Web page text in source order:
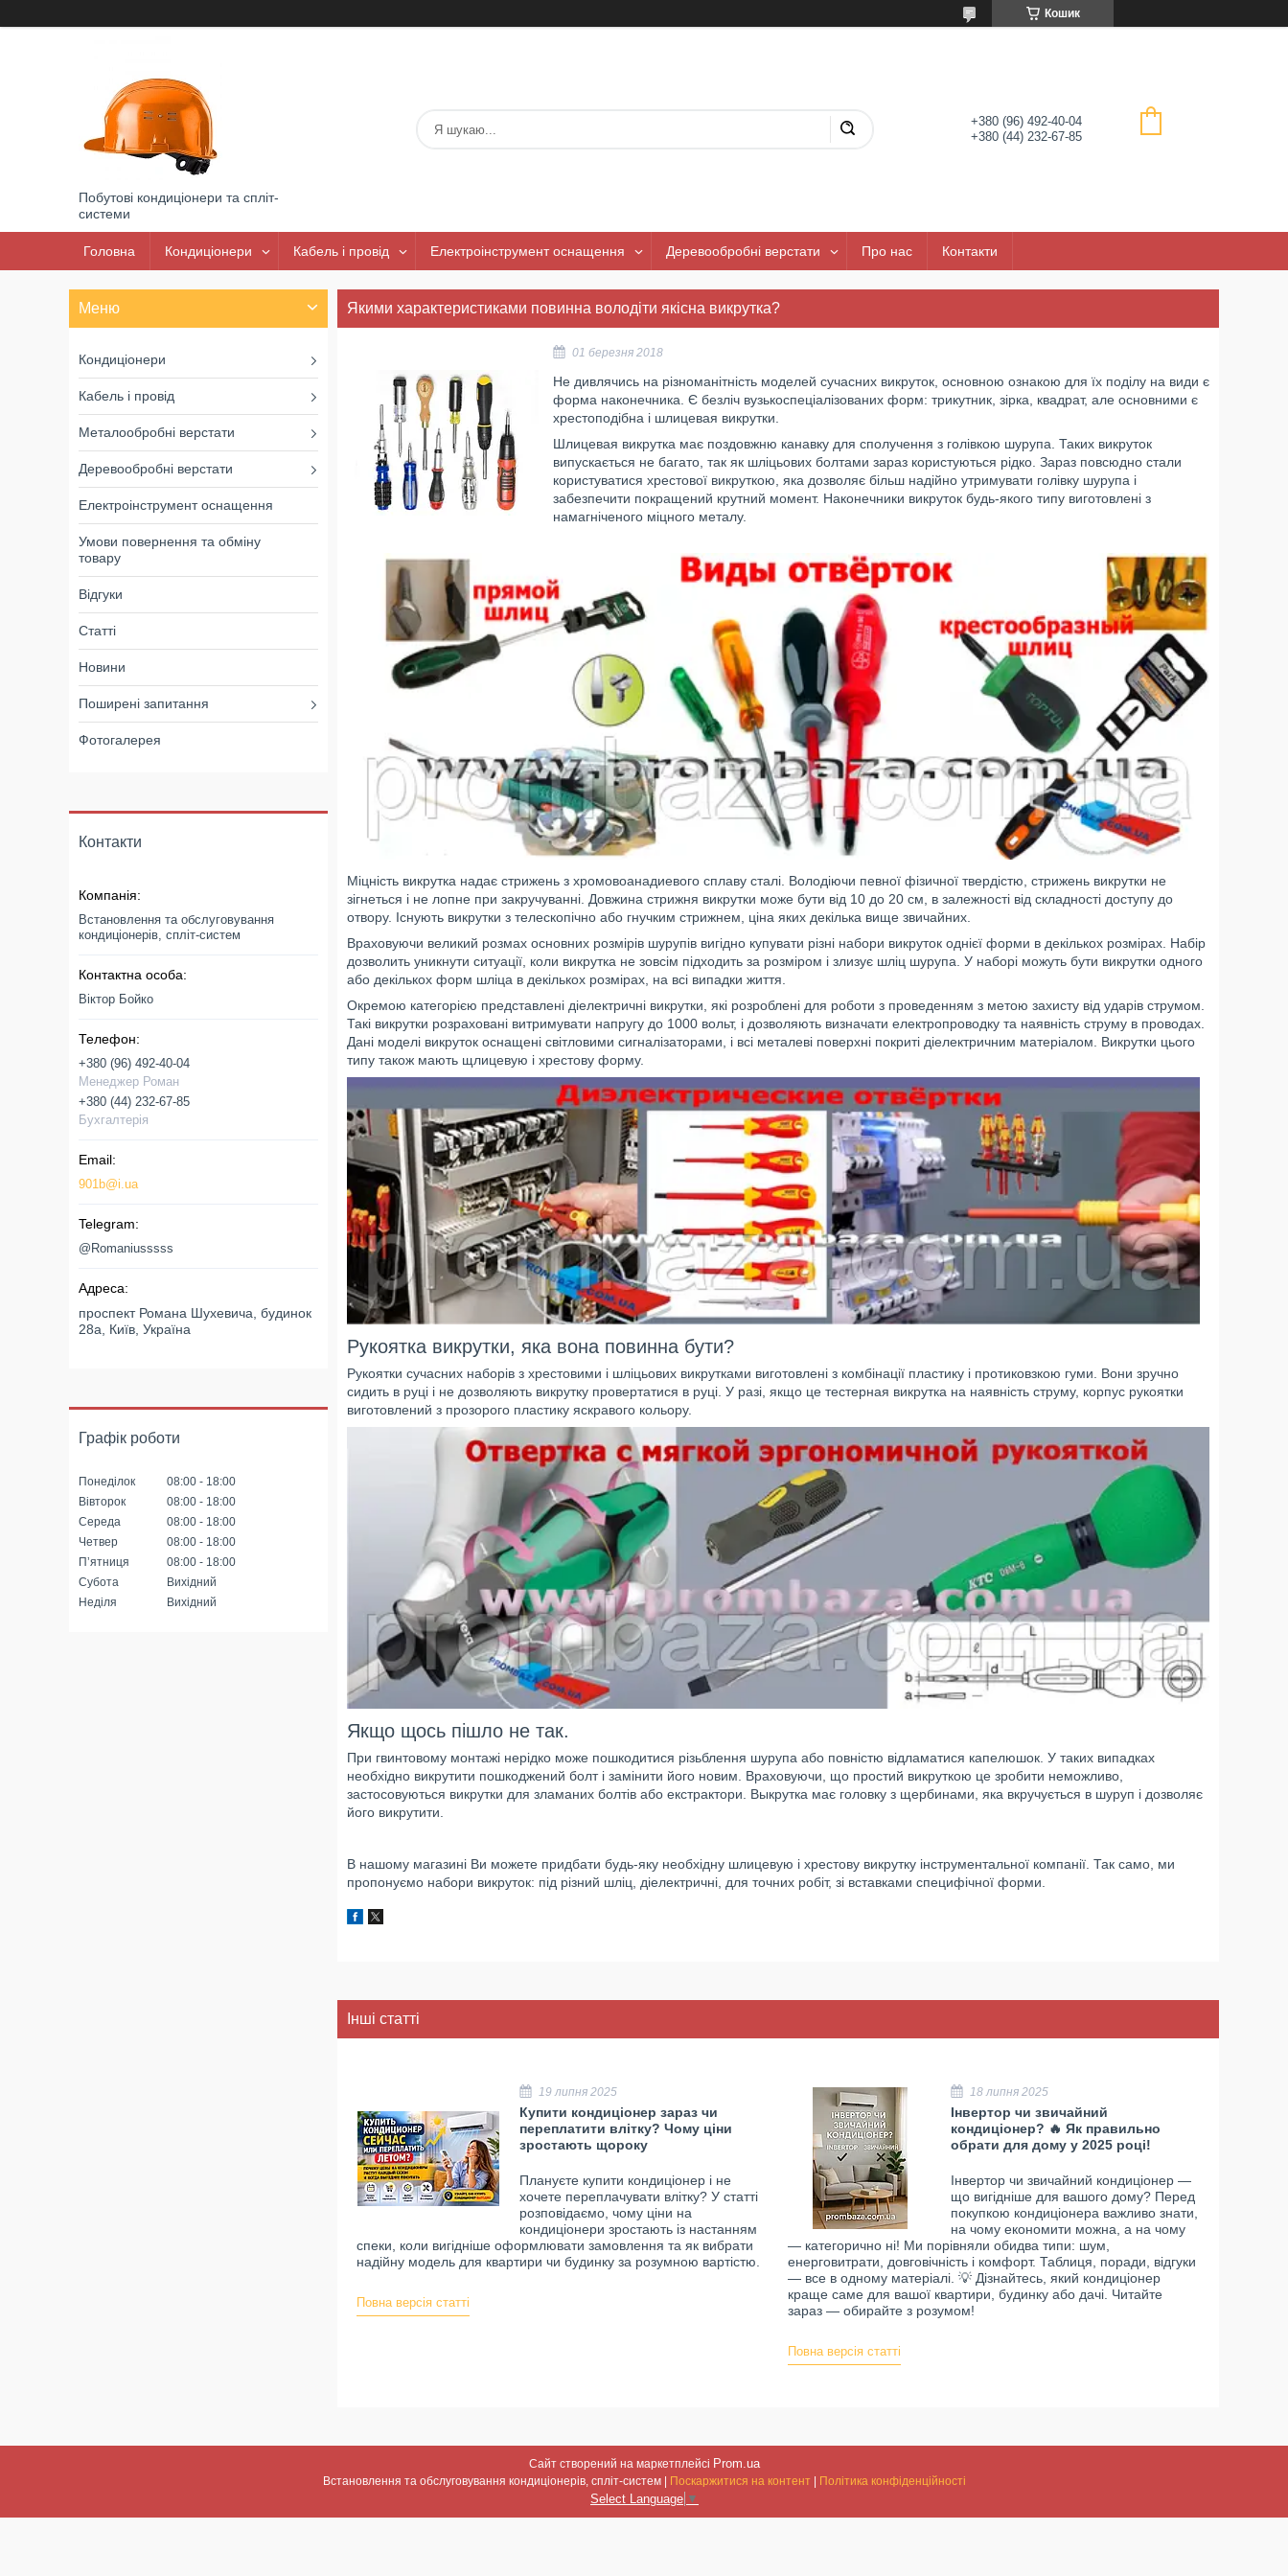
Кошик
Побутові кондиціонери та спліт-
системи
+380 (96) 492-40-04
+380 (44) 232-67-85
Головна Кондиціонери Кабель і провід Електроінструмент оснащення Деревообробні верстати Про нас Контакти
Якими характеристиками повинна володіти якісна викрутка?
01 березня 2018
Не дивлячись на різноманітність моделей сучасних викруток, основною ознакою для їх поділу на види є
форма наконечника. Є безліч вузькоспеціалізованих форм: трикутник, зірка, квадрат, але основними є
хрестоподібна і шлицевая викрутки.
Шлицевая викрутка має поздовжню канавку для сполучення з голівкою шурупа. Таких викруток
випускається не багато, так як шліцьових болтами зараз користуються рідко. Зараз повсюдно стали
користуватися хрестової викруткою, яка дозволяє більш надійно утримувати голівку шурупа і
забезпечити покращений крутний момент. Наконечники викруток будь-якого типу виготовлені з
намагніченого міцного металу.
Міцність викрутка надає стрижень з хромовоанадиевого сплаву сталі. Володіючи певної фізичної твердістю, стрижень викрутки не
зігнеться і не лопне при закручуванні. Довжина стрижня викрутки може бути від 10 до 20 см, в залежності від складності доступу до
отвору. Існують викрутки з телескопічно або гнучким стрижнем, ціна яких декілька вище звичайних.
Враховуючи великий розмах основних розмірів шурупів вигідно купувати різні набори викруток однієї форми в декількох розмірах. Набір
дозволить уникнути ситуації, коли викрутка не зовсім підходить за розміром і злизує шліц шурупа. У наборі можуть бути викрутки одного
або декількох форм шліца в декількох розмірах, на всі випадки життя.
Окремою категорією представлені діелектричні викрутки, які розроблені для роботи з проведенням з метою захисту від ударів струмом.
Такі викрутки розраховані витримувати напругу до 1000 вольт, і дозволяють визначати електропроводку та наявність струму в проводах.
Дані моделі викруток оснащені світловими сигналізаторами, і всі металеві поверхні покриті діелектричним матеріалом. Викрутки цього
типу також мають щлицевую і хрестову форму.
Рукоятка викрутки, яка вона повинна бути?
Рукоятки сучасних наборів з хрестовими і шліцьових викрутками виготовлені з комбінації пластику і протиковзкою гуми. Вони зручно
сидить в руці і не дозволяють викрутку провертатися в руці. У разі, якщо це тестерная викрутка на наявність струму, корпус рукоятки
виготовлений з прозорого пластику яскравого кольору.
Якщо щось пішло не так.
При гвинтовому монтажі нерідко може пошкодитися різьблення шурупа або повністю відламатися капелюшок. У таких випадках
необхідно викрутити пошкоджений болт і замінити його новим. Враховуючи, що простий викруткою це зробити неможливо,
застосовуються викрутки для зламаних болтів або екстрактори. Выкрутка має головку з щербинами, яка вкручується в шуруп і дозволяє
його викрутити.
В нашому магазині Ви можете придбати будь-яку необхідну шлицевую і хрестову викрутку інструментальної компанії. Так само, ми
пропонуємо набори викруток: під різний шліц, діелектричні, для точних робіт, зі вставками специфічної форми.
Інші статті
19 липня 2025
Купити кондиціонер зараз чи
переплатити влітку? Чому ціни
зростають щороку
Плануєте купити кондиціонер і не
хочете переплачувати влітку? У статті
розповідаємо, чому ціни на
кондиціонери зростають із настанням
спеки, коли вигідніше оформлювати замовлення та як вибрати
надійну модель для квартири чи будинку за розумною вартістю.
Повна версія статті
18 липня 2025
Інвертор чи звичайний
кондиціонер? 🔥 Як правильно
обрати для дому у 2025 році!
Інвертор чи звичайний кондиціонер —
що вигідніше для вашого дому? Перед
покупкою кондиціонера важливо знати,
на чому економити можна, а на чому
— категорично ні! Ми порівняли обидва типи: шум,
енерговитрати, довговічність і комфорт. Таблиця, поради, відгуки
— все в одному матеріалі. 💡 Дізнайтесь, який кондиціонер
краще саме для вашої квартири, будинку або дачі. Читайте
зараз — обирайте з розумом!
Повна версія статті
Кондиціонери
Кабель і провід
Металообробні верстати
Деревообробні верстати
Електроінструмент оснащення
Умови повернення та обміну
товару
Відгуки
Статті
Новини
Поширені запитання
Фотогалерея
Контакти
Встановлення та обслуговування
кондиціонерів, спліт-систем
Віктор Бойко
+380 (96) 492-40-04
Менеджер Роман
+380 (44) 232-67-85
Бухгалтерія
901b@i.ua
@Romaniusssss
проспект Романа Шухевича, будинок
28а, Київ, Україна
Графік роботи
Понеділок 08:00
18:00
Вівторок
08:00
18:00
Середа
08:00
18:00
Четвер
08:00
18:00
Пʼятниця
08:00
18:00
Субота
Вихідний
Неділя
Вихідний
Сайт створений на маркетплейсі Prom.ua
Поскаржитися на контент Політика конфіденційності
Select Language ▼